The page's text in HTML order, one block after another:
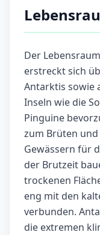
Der
erstreckt sich
Antarktis sowie
Inseln wie die
Pinguine
zum Brüten
Gewässern für
der Brutzeit
trockenen
eng mit den
verbunden.
die extremen